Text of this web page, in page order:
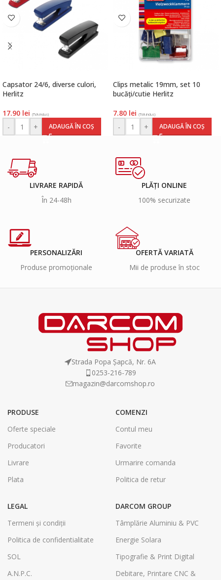
Capsator 24/6, diverse culori,
Herlitz
17.90 lei (TVA inclus)
- + ADAUGĂ ÎN COȘ
Clips metalic 19mm, set 10
bucăți/cutie Herlitz
7.80 lei (TVA inclus)
- + ADAUGĂ ÎN COȘ
LIVRARE RAPIDĂ
În 24-48h
PLĂȚI ONLINE
100% securizate
PERSONALIZĂRI
Produse promoționale
OFERTĂ VARIATĂ
Mii de produse în stoc
Strada Popa Șapcă, Nr. 6A
0253-216-789
magazin@darcomshop.ro
PRODUSE
Oferte speciale
Producatori
Livrare
Plata
COMENZI
Contul meu
Favorite
Urmarire comanda
Politica de retur
LEGAL
Termeni și condiții
Politica de confidentialitate
SOL
A.N.P.C.
DARCOM GROUP
Tâmplărie Aluminiu & PVC
Energie Solara
Tipografie & Print Digital
Debitare, Printare CNC &